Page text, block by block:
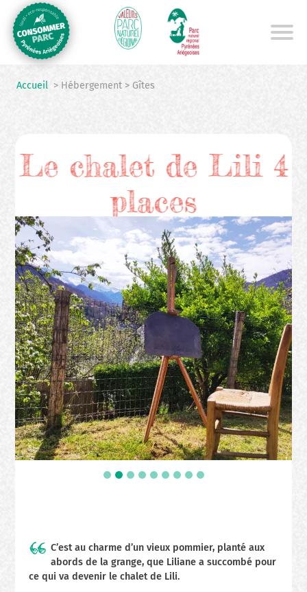
contenu
principal
Accueil > Hébergement > Gîtes
C’est au charme d’un vieux pommier, planté aux
abords de la grange, que Liliane a succombé pour
ce qui va devenir le chalet de Lili.
Le chalet de Lili 4
places